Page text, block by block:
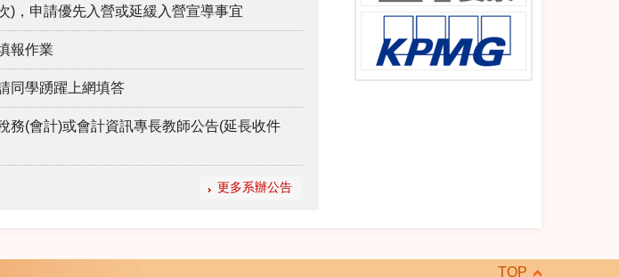
)，申請優先入營或延緩入營宣導事宜
報作業
同學踴躍上網填答
務(會計)或會計資訊專長教師公告(延長收件
更多系辦公告
TOP